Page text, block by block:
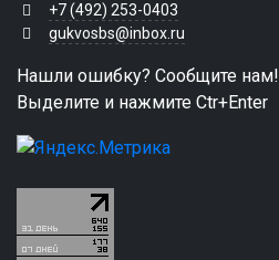
+7 (492) 253-0403
gukvosbs@inbox.ru
Нашли ошибку? Сообщите нам!
Выделите и нажмите Ctr+Enter